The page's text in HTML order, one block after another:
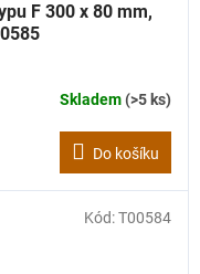
F 300 x 80 mm,
Skladem(>5 ks)
Do košíku
Kód:T00584